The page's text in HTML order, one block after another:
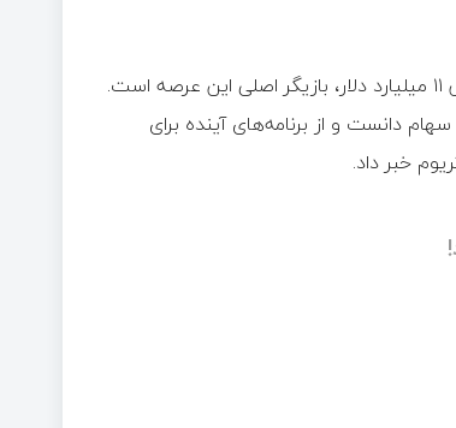
شرکت بیت‌ماین به رهبری تام لی با در اختیار داشتن ۲.۶۵ میلیون اتر به ارزش ۱۱ میلیارد دلار، بازیگر اصلی این عرصه است.
دانست و از برنامه‌های آینده برای
خبر داد.